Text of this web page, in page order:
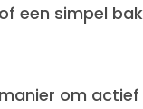
een simpel
om actief